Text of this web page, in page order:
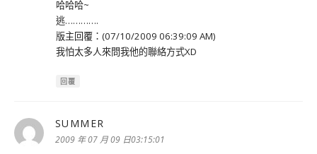
哈哈哈~
逃………….
版主回覆：(07/10/2009 06:39:09 AM)
我怕太多人來問我他的聯絡方式XD
回覆
SUMMER
示:
2009 年 07 月 09 日03:15:01